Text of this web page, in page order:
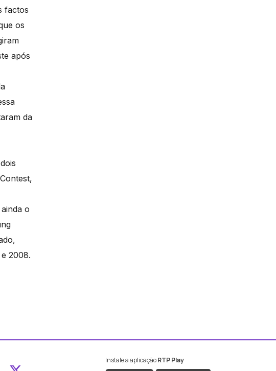
factos
os
após
da
o
2008.
Instale a aplicaçãoRTP Play